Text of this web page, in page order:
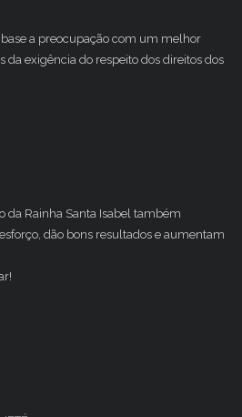
a preocupação com um melhor
da exigência do respeito dos direitos dos
da Rainha Santa Isabel também
dão bons resultados e aumentam